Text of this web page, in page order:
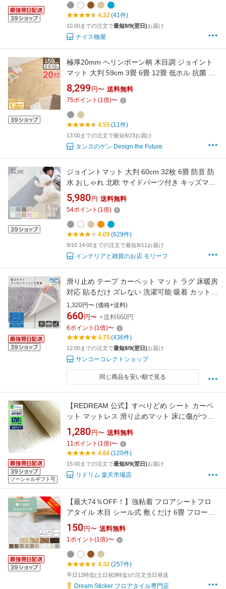
ズルマット クッショ
4.32(41件)
10:00までの注文で最短8/9(翌日)お届け
ナイス物屋
極厚20mm ヘリンボーン柄 木目調 ジョイント
マット 大判 59cm 3畳 6畳 12畳 低ホル 抗菌 防
臭 防音 洗える 断熱 床暖房対応 1級防音 サイド
パーツ付 ジョイント マット フロアマット プレ
イマット ヘリンボーン 極厚 厚手 2cm おしゃれ
8,299 円〜 送料無料
75ポイント (1倍)〜
4.55(11件)
13:00までの注文で最短8/23お届け
タンスのゲン Design the Future
ジョイントマット 大判 60cm 32枚 6畳 防音 防
水 おしゃれ 北欧 サイドパーツ付き キッズマッ
ト ベビーマット プレイマット フロアマット ク
ッションマット カーペット パズルマット キッ
ズラグ 敷物 子供 赤ちゃん ペット かわいい eva
子供部屋 リビング 引っ越し
5,980 円 送料無料
54ポイント (1倍)
4.09(629件)
8/10 14:00までの注文で最短8/11お届け
インテリアと雑貨のお店 モリーフ
滑り止め テープ カーペット マット ラグ 床暖房
対応 貼るだけ ズレない 洗濯可能 吸着 カット
OK 安心すべり止めテープ 3m 巾3cm×3m おく
だけ吸着 サンコー
1,320円〜 (価格+送料)
660 円〜 +送料660円
6ポイント (1倍)〜
4.75(436件)
12:00までの注文で最短8/9(翌日)お届け
サンコーコレクトショップ
同じ商品を安い順で見る
ソーシャルギフト可
【REDREAM 公式】すべりどめ シート カーペ
ット マットレス 滑り止めマット 床に傷がつく
のを防ぎながら、振動や生活音を和らげるとい
った効果もあります
1,280 円〜 送料無料
11ポイント (1倍)〜
4.66(120件)
15:00までの注文で最短8/9(翌日)お届け
リドリム 楽天市場店
【最大74％OFF！】強粘着 フロアシートフロ
アタイル 木目 シール式 敷くだけ 6畳 フローリ
ングシート 床 リメイクシート 床 シート トイレ
玄関 キッチン 大理石 ヘリンボーン 防水 ペット
キズ防止 耐摩耗 床暖対応 持家 事務所 店舗用
1m単位/2m/20m/30mロール/サンプル
150 円〜 送料無料
1ポイント (1倍)〜
4.32(257件)
平日12時迄(土日祝9時迄)の注文当日発送
Dream Sticker フロアタイル専門店